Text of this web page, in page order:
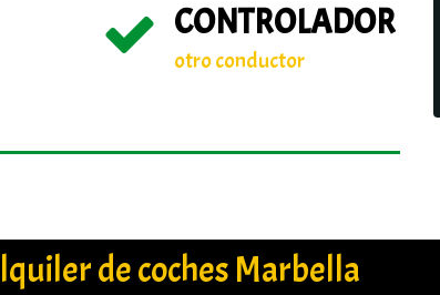
CONTROLADOR
otro conductor
de coches Marbella